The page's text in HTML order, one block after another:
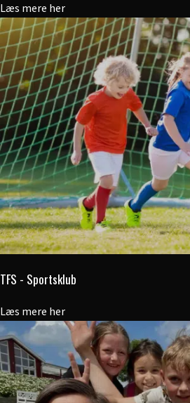
Læs mere her
TFS - Sportsklub
Læs mere her